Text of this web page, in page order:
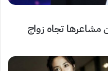
مشاعرها تجاه زواج